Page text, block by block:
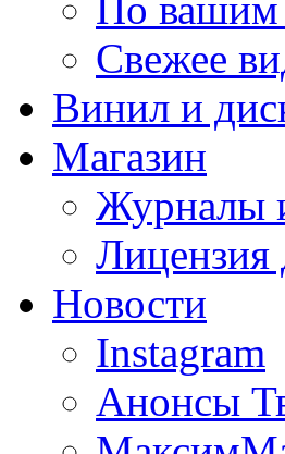
Свежее
Винил и
Магазин
Журналы
Лицензия
Новости
Instagram
Анонсы